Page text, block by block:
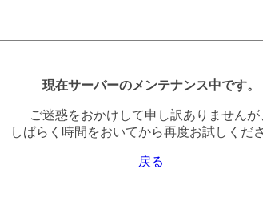
現在サーバーのメンテナンス中です。
ご迷惑をおかけして申し訳ありませんが
しばらく時間をおいてから再度お試しくださ
戻る